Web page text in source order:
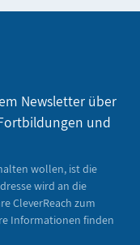
Newsletter über
und
wollen, ist die
wird an die
CleverReach zum
Informationen finden